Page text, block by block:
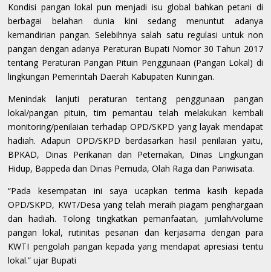
Kondisi pangan lokal pun menjadi isu global bahkan petani di
berbagai belahan dunia kini sedang menuntut adanya
kemandirian pangan. Selebihnya salah satu regulasi untuk non
pangan dengan adanya Peraturan Bupati Nomor 30 Tahun 2017
tentang Peraturan Pangan Pituin Penggunaan (Pangan Lokal) di
lingkungan Pemerintah Daerah Kabupaten Kuningan.
Menindak lanjuti peraturan tentang penggunaan pangan
lokal/pangan pituin, tim pemantau telah melakukan kembali
monitoring/penilaian terhadap OPD/SKPD yang layak mendapat
hadiah. Adapun OPD/SKPD berdasarkan hasil penilaian yaitu,
BPKAD, Dinas Perikanan dan Peternakan, Dinas Lingkungan
Hidup, Bappeda dan Dinas Pemuda, Olah Raga dan Pariwisata.
“Pada kesempatan ini saya ucapkan terima kasih kepada
OPD/SKPD, KWT/Desa yang telah meraih piagam penghargaan
dan hadiah. Tolong tingkatkan pemanfaatan, jumlah/volume
pangan lokal, rutinitas pesanan dan kerjasama dengan para
KWTI pengolah pangan kepada yang mendapat apresiasi tentu
lokal.” ujar Bupati